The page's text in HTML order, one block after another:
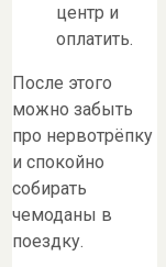
центр и
оплатить.
После этого
можно забыть
про нервотрёпку
и спокойно
собирать
чемоданы в
поездку.